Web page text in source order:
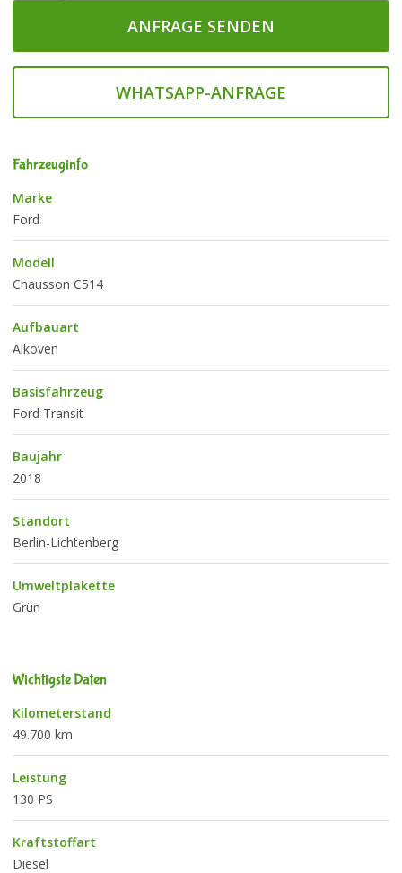
ANFRAGE SENDEN
WHATSAPP-ANFRAGE
Fahrzeuginfo
Marke
Ford
Modell
Chausson C514
Aufbauart
Alkoven
Basisfahrzeug
Ford Transit
Baujahr
2018
Standort
Berlin-Lichtenberg
Umweltplakette
Grün
Wichtigste Daten
Kilometerstand
49.700 km
Leistung
130 PS
Kraftstoffart
Diesel